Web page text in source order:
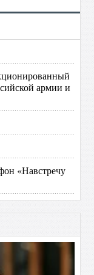
армии и
«Навстречу